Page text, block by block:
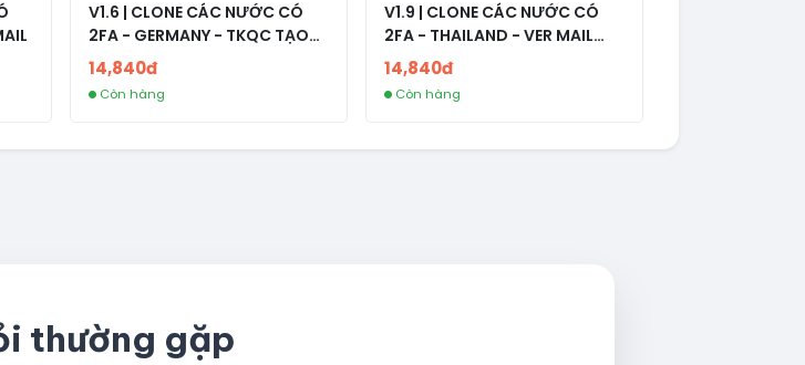
V1.6 | CLONE CÁC NƯỚC CÓ
2FA - GERMANY - TKQC TẠO
TRÊN 3 NGÀY - LIVE ADS - VER
fviainboxes.com - CLONE
NEW KHÔNG BẢO HÀNH LOCAL
14,840đ
Còn hàng
V1.9 | CLONE CÁC NƯỚC CÓ
2FA - THAILAND - VER MAIL
FVIAINBOXES.COM - CLONE
NEW KHÔNG BẢO HÀNH LOCAL
14,840đ
Còn hàng
thường gặp